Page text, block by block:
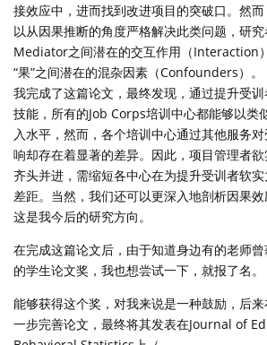
接效应中，进而找到改进项目的突破口。然
以从因果推断的角度严格解决此类问题，研究
Mediator之间潜在的交互作用（Interaction
“果”之间潜在的混杂因素（Confounders）。
我完成了这篇论文，最终发现，通过提升受
技能，所有的Job Corps培训中心都能够以类
入水平，然而，各个培训中心通过其他服务
响却存在着显著的差异。因此，项目管理者
齐头并进，需缩短各中心在为提升受训者软
差距。当然，我们还可以更深入地剖析因果效
这是我今后的研究方向。
在完成这篇论文后，由于知道身边有的老师
的学生论文奖，我也想尝试一下，就报了名。
能够获得这个奖，对我来说是一种鼓励，后
一步完善论文，最终将其发表在Journal of